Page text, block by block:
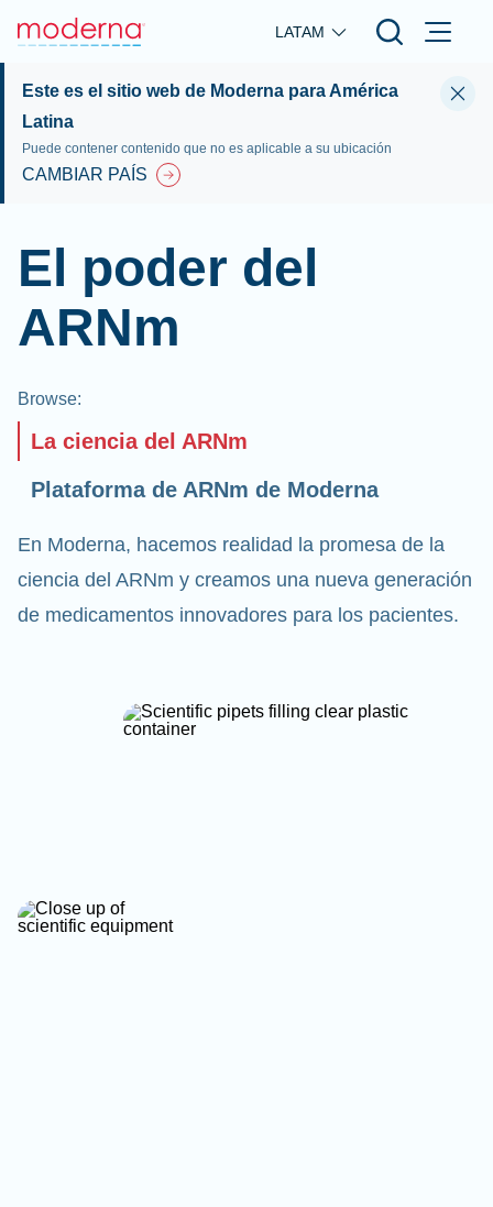
Skip to main content
LATAM
Este es el sitio web de Moderna para América
Latina
Puede contener contenido que no es aplicable a su ubicación
CAMBIAR PAÍS
El poder del
ARNm
Browse:
La ciencia del ARNm
Plataforma de ARNm de Moderna
En Moderna, hacemos realidad la promesa de la
ciencia del ARNm y creamos una nueva generación
de medicamentos innovadores para los pacientes.